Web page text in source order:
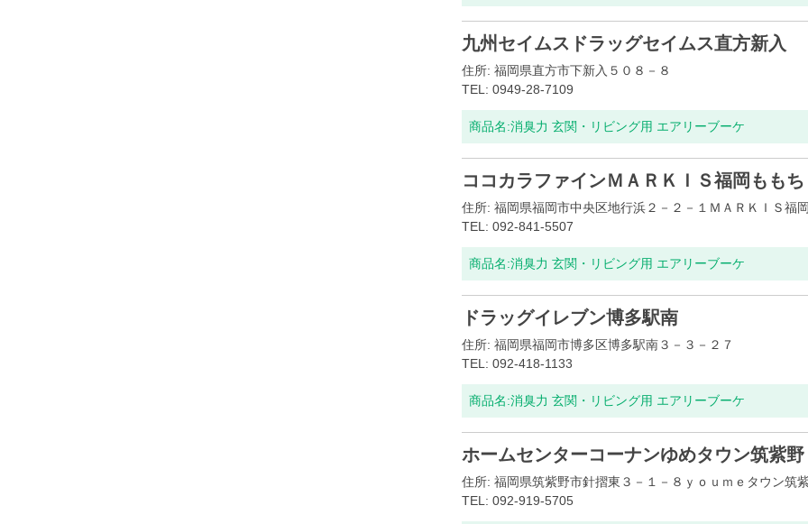
九州セイムスドラッグセイムス直方新入
住所: 福岡県直方市下新入５０８－８
TEL: 0949-28-7109
商品名:消臭力 玄関・リビング用 エアリーブーケ
ココカラファインＭＡＲＫＩＳ福岡ももち
住所: 福岡県福岡市中央区地行浜２－２－１ＭＡＲＫＩＳ福
TEL: 092-841-5507
商品名:消臭力 玄関・リビング用 エアリーブーケ
ドラッグイレブン博多駅南
住所: 福岡県福岡市博多区博多駅南３－３－２７
TEL: 092-418-1133
商品名:消臭力 玄関・リビング用 エアリーブーケ
ホームセンターコーナンゆめタウン筑紫野
住所: 福岡県筑紫野市針摺東３－１－８ｙｏｕｍｅタウン筑
TEL: 092-919-5705